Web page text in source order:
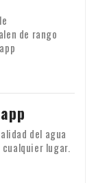
de rango
del agua
lugar.